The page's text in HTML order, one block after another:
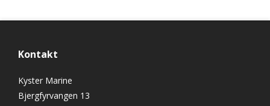
Kontakt
Kyster Marine
Bjergfyrvangen 13